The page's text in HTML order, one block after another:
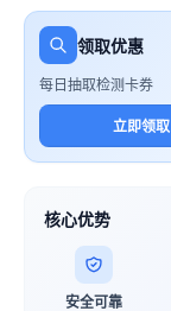
领取优惠
每日抽取检测卡券
立即领取
核心优势
安全可靠